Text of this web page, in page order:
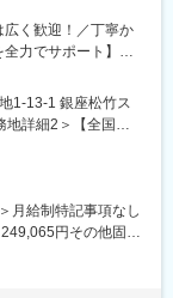
り）
未経験でもキャッチ
配属先に応じた製
し、1つ目のプロジ
配属します。
修をご用意してい
報われる報酬制度
広く歓迎！／丁寧か
力でサポート】
ーカー等業務を委
複数のメーカーで
ー様へのプロジェ
ーカーなど様々な
1-13-1 銀座松竹ス
地詳細2＞【全国】
：屋内全面禁煙変
ク含む）
月給制特記事項なし
円その他固定